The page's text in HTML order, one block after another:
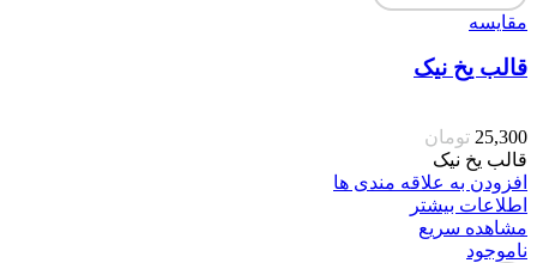
مقایسه
قالب یخ نیک
25,300 تومان
قالب یخ نیک
افزودن به علاقه مندی ها
اطلاعات بیشتر
مشاهده سریع
ناموجود